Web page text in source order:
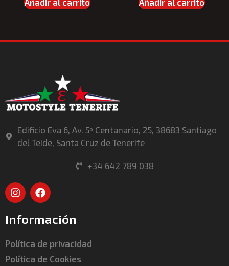
Añadir al carrito Añadir al carrito
Edificio Eva 6, Av. 5º Centanario, 25, 38683 Santiago
del Teide, Santa Cruz de Tenerife
+34 642 789 038
Información
Política de privacidad
Política de Cookies